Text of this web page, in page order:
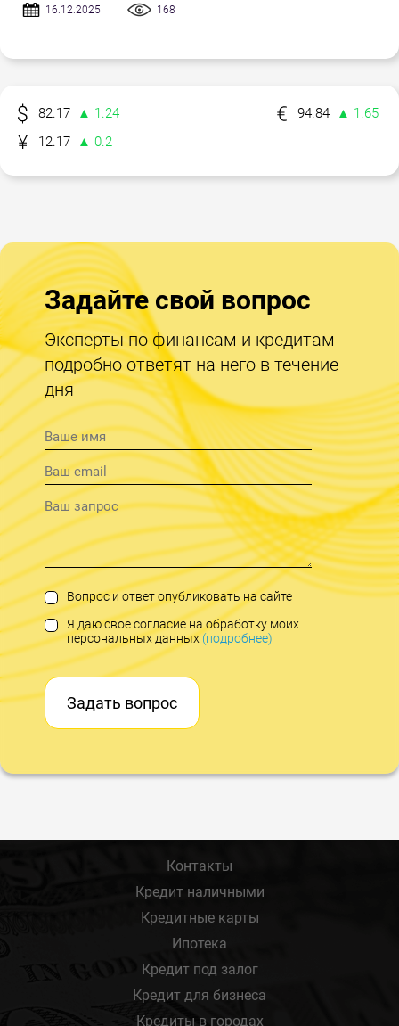
16.12.2025 168
82.17 ▲ 1.24 94.84
▲ 1.65
12.17
▲ 0.2
Задайте свой вопрос
Эксперты по финансам и кредитам
подробно ответят на него в течение
дня
Вопрос и ответ опубликовать на сайте
Я даю свое согласие на обработку моих
персональных данных(подробнее)
Задать вопрос
Контакты
Кредит наличными
Кредитные карты
Ипотека
Кредит под залог
Кредит для бизнеса
Кредиты в городах